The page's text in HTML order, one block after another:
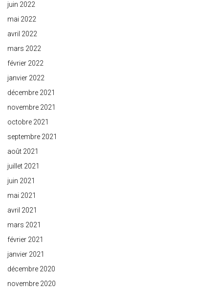
juin 2022
mai 2022
avril 2022
mars 2022
février 2022
janvier 2022
décembre 2021
novembre 2021
octobre 2021
septembre 2021
août 2021
juillet 2021
juin 2021
mai 2021
avril 2021
mars 2021
février 2021
janvier 2021
décembre 2020
novembre 2020